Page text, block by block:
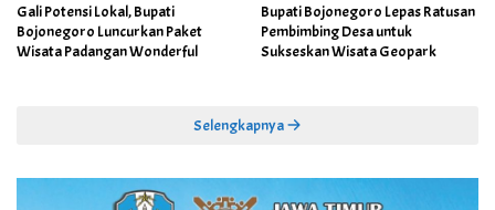
Gali Potensi Lokal, Bupati
Bojonegoro Luncurkan Paket
Wisata Padangan Wonderful
Bupati Bojonegoro Lepas Ratusan
Pembimbing Desa untuk
Sukseskan Wisata Geopark
Selengkapnya